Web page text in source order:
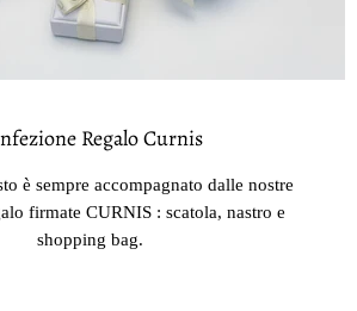
Regalo Curnis
è sempre accompagnato dalle nostre
firmate CURNIS : scatola, nastro e
shopping bag.